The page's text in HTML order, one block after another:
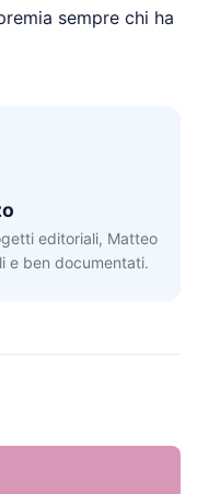
sempre chi ha
editoriali, Matteo
e ben documentati.